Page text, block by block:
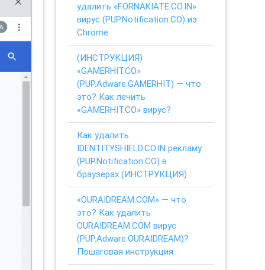
удалить «FORNAKIATE.CO.IN»
вирус (PUP.Notification.CO) из
Chrome
(ИНСТРУКЦИЯ)
«GAMERHIT.CO»
(PUP.Adware.GAMERHIT) — что
это? Как лечить
«GAMERHIT.CO» вирус?
Как удалить
IDENTITYSHIELD.CO.IN рекламу
(PUP.Notification.CO) в
браузерах (ИНСТРУКЦИЯ)
«OURAIDREAM.COM» — что
это? Как удалить
OURAIDREAM.COM вирус
(PUP.Adware.OURAIDREAM)?
Пошаговая инструкция